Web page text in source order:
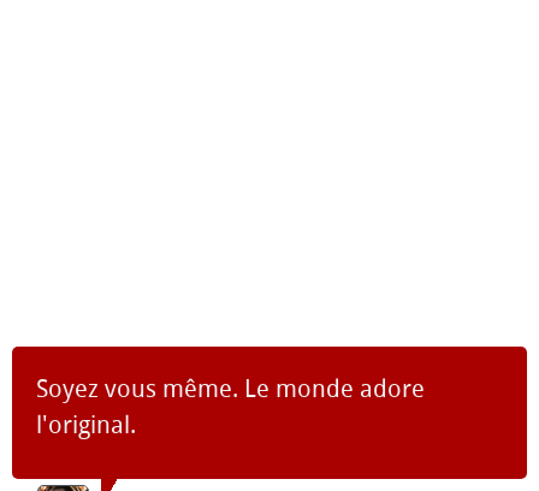
Soyez vous même. Le monde adore
l'original.